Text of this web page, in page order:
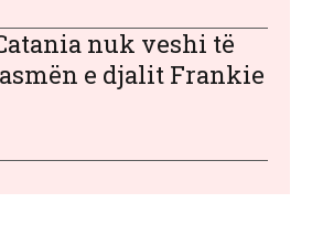
nuk veshi të
e djalit Frankie